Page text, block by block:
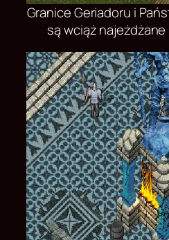
Granice Geriadoru i
są wciąż